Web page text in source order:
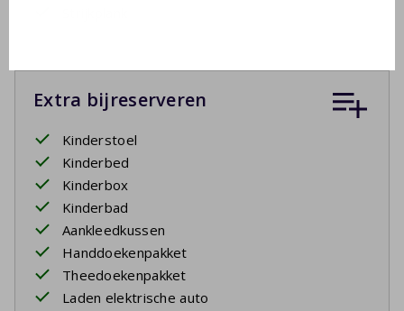
Extra bijreserveren
Kinderstoel
Kinderbed
Kinderbox
Kinderbad
Aankleedkussen
Handdoekenpakket
Theedoekenpakket
Laden elektrische auto